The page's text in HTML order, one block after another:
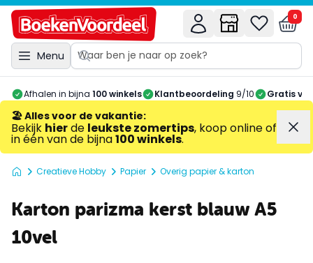
Menu
0
Afhalen in bijna 100 winkels Klantbeoordeling 9/10 Gratis
🏖️ Alles voor de vakantie:
Bekijk hierde leukste zomertips, koop online of
in één van de bijna100 winkels.
Creatieve Hobby Papier Overig papier & karton
Karton parizma kerst blauw A5
10vel